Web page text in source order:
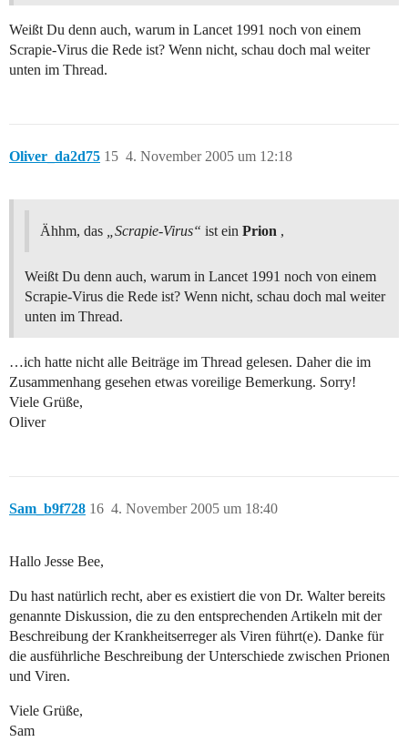
Weißt Du denn auch, warum in Lancet 1991 noch von einem
Scrapie-Virus die Rede ist? Wenn nicht, schau doch mal weiter
unten im Thread.
Oliver_da2d75 4. November 2005 um 12:18
15
Ähhm, das „Scrapie-Virus“ ist ein Prion ,
Weißt Du denn auch, warum in Lancet 1991 noch von einem
Scrapie-Virus die Rede ist? Wenn nicht, schau doch mal weiter
unten im Thread.
…ich hatte nicht alle Beiträge im Thread gelesen. Daher die im
Zusammenhang gesehen etwas voreilige Bemerkung. Sorry!
Viele Grüße,
Oliver
Sam_b9f728 4. November 2005 um 18:40
16
Hallo Jesse Bee,
Du hast natürlich recht, aber es existiert die von Dr. Walter bereits
genannte Diskussion, die zu den entsprechenden Artikeln mit der
Beschreibung der Krankheitserreger als Viren führt(e). Danke für
die ausführliche Beschreibung der Unterschiede zwischen Prionen
und Viren.
Viele Grüße,
Sam